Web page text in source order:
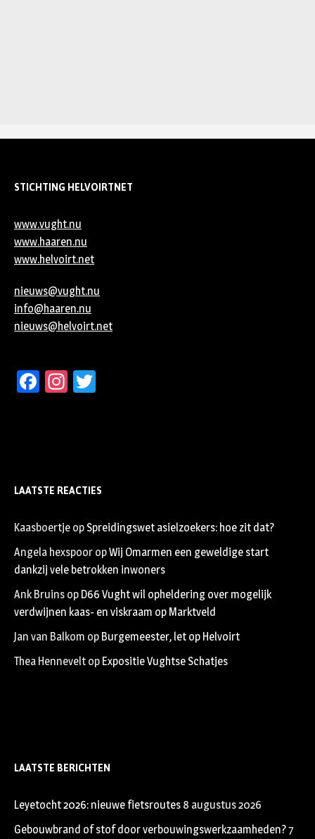
STICHTING HELVOIRTNET
www.vught.nu
www.haaren.nu
www.helvoirt.net
nieuws@vught.nu
info@haaren.nu
nieuws@helvoirt.net
Facebook
Instagram
LAATSTE REACTIES
Kaasboertje op Spreidingswet asielzoekers: hoe zit dat?
Angela hexspoor opWij Omarmen een geweldige start
dankzij vele betrokken inwoners
Ank Bruins op D66 Vught wil opheldering over mogelijk
verdwijnen kaas- en viskraam op Marktveld
Jan van Balkom op Burgemeester, let op Helvoirt
Thea Hennevelt op Expositie Vughtse Schatjes
LAATSTE BERICHTEN
Leyetocht 2026: nieuwe fietsroutes 8 augustus 2026
Gebouwbrand of stof door verbouwingswerkzaamheden?7